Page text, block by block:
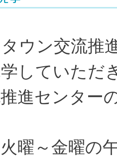
ウン交流推
していただ
進センター
曜～金曜の